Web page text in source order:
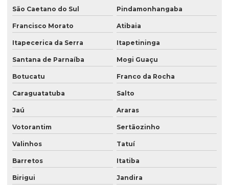
Saco plastico valvulado
Saco plástico valvulado para adubo
Saco plastico valvulado para argamassa
Saco plastico valvulado para textura
Saco de rafia boca aberta
Saco stand up
Saco stand up pouche
Saco com válvula
Saco valvula lateral
Saco valvula topo
São Caetano do Sul Pindamonhangaba
Francisco Morato Atibaia
Itapecerica da Serra Itapetininga
Santana de Parnaíba Mogi Guaçu
Botucatu Franco da Rocha
Caraguatatuba Salto
Jaú Araras
Votorantim Sertãozinho
Valinhos Tatuí
Barretos Itatiba
Birigui Jandira